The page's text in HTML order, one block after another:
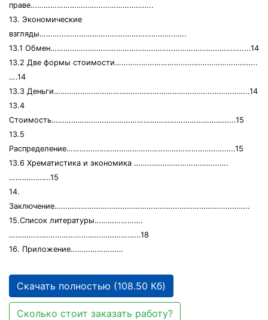
праве………………………………………………..
13. Экономические
взгляды………………………………………………………….
13.1 Обмен………………………………………………..………………………….....14
13.2 Две формы стоимости………………………………………………………..
….14
13.3 Деньги……………………………………………………………...……………..14
13.4
Стоимость………………………………………………………………………...15
13.5
Распределение…………………………………………………………………..15
13.6 Хрематистика и экономика …………………………………….
……………….15
14.
Заключение……………………………………………………………………………..
15.Список литературы………………….
……………………………………………….…..18
16. Приложение……………………
Скачать полностью (108.50 Кб)
Сколько стоит заказать работу?